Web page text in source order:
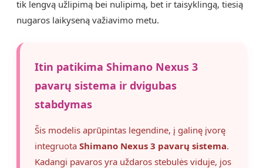
tik lengvą užlipimą bei nulipimą, bet ir taisyklingą, tiesią
nugaros laikyseną važiavimo metu.
Itin patikima Shimano Nexus 3
pavarų sistema ir dvigubas
stabdymas
Šis modelis aprūpintas legendine, į galinę įvorę
integruota Shimano Nexus 3 pavarų sistema.
Kadangi pavaros yra uždaros stebulės viduje, jos